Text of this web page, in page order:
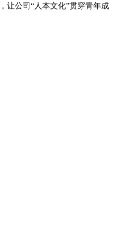
让公司“人本文化”贯穿青年成